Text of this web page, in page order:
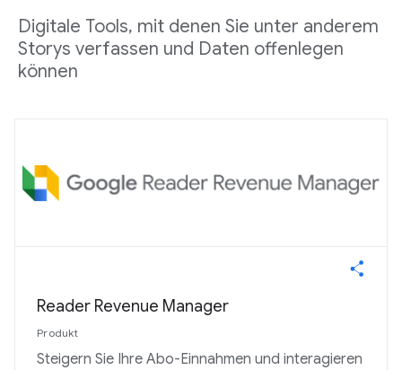
Digitale Tools, mit denen Sie unter anderem
Storys verfassen und Daten offenlegen
können
Reader Revenue Manager
Produkt
Steigern Sie Ihre Abo-Einnahmen und interagieren